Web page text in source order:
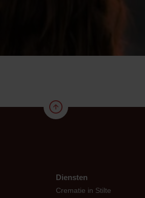
Diensten
Crematie in Stilte